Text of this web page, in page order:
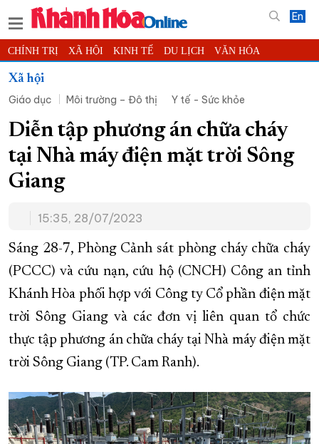
En
CHÍNH TRỊ XÃ HỘI KINH TẾ DU LỊCH VĂN HÓA
THỂ THAO
KHOA HỌC - CÔNG NGHỆ PHÁP LUẬT BẠN ĐỌC
THẾ GIỚI MULTIMEDIA VIDEO ĐỌC BÁO ONLINE
PODCAST THÔNG TIN - QUẢNG CÁO
QUY HOẠCH TỈNH KHÁNH HÒA
CHUNG TAY CẢI CÁCH HÀNH CHÍNH
XÂY DỰNG NÔNG THÔN MỚI LỊCH CẮT ĐIỆN
TÀU - XE - MÁY BAY
KỶ NIỆM 370 NĂM XÂY DỰNG VÀ PHÁT TRIỂN TỈNH KHÁNH HÒA
KHOẢNH KHẮC ĐẸP XỨ TRẦM
XÂY DỰNG KHÁNH HÒA TRỞ THÀNH THÀNH PHỐ TRỰC THUỘC
ĐẠI HỘI ĐẢNG CÁC CẤP TRANG CHỦ VỀ BÁO KHÁNH HÒA
Xã hội
Giáo dục
Môi trường – Đô thị Y tế - Sức khỏe
Diễn tập phương án chữa cháy
tại Nhà máy điện mặt trời Sông
Giang
15:35, 28/07/2023
Sáng 28-7, Phòng Cảnh sát phòng cháy chữa cháy
(PCCC) và cứu nạn, cứu hộ (CNCH) Công an tỉnh
Khánh Hòa phối hợp với Công ty Cổ phần điện mặt
trời Sông Giang và các đơn vị liên quan tổ chức
thực tập phương án chữa cháy tại Nhà máy điện mặt
trời Sông Giang (TP. Cam Ranh).